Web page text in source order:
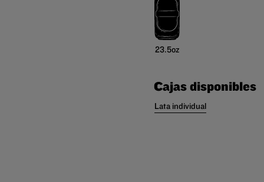
23.5oz
Cajas disponibles
Lata individual